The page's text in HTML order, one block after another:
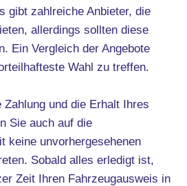
gibt zahlreiche Anbieter, die
allerdings sollten diese
Ein Vergleich der Angebote
Wahl zu treffen.
und die Erhalt Ihres
Sie auch auf die
keine unvorhergesehenen
Sobald alles erledigt ist,
Zeit Ihren Fahrzeugausweis in